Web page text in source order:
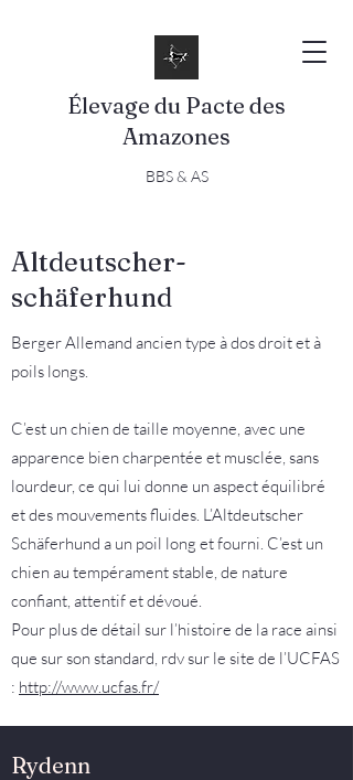
Élevage du Pacte des
Amazones
BBS & AS
Altdeutscher-
schäferhund
Berger Allemand ancien type à dos droit et à
poils longs.
C’est un chien de taille moyenne, avec une
apparence bien charpentée et musclée, sans
lourdeur, ce qui lui donne un aspect équilibré
et des mouvements fluides. L’Altdeutscher
Schäferhund a un poil long et fourni. C’est un
chien au tempérament stable, de nature
confiant, attentif et dévoué.
Pour plus de détail sur l’histoire de la race ainsi
que sur son standard, rdv sur le site de l’UCFAS
: http://www.ucfas.fr/
Rydenn